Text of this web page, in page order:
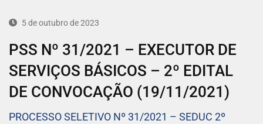
5 de outubro de 2023
PSS Nº 31/2021 – EXECUTOR DE
SERVIÇOS BÁSICOS – 2º EDITAL
DE CONVOCAÇÃO (19/11/2021)
PROCESSO SELETIVO Nº 31/2021 – SEDUC 2º